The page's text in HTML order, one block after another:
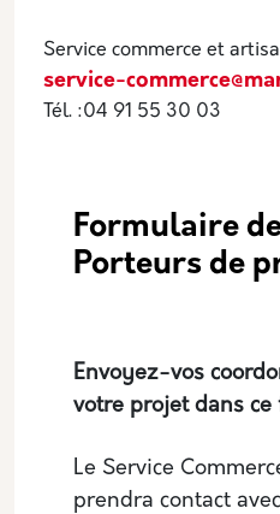
Service commerce et
service-
Tél. :04 91 55 30 03
Formulaire
Porteurs de
Envoyez-vos
votre projet dans
Le Service
prendra contact